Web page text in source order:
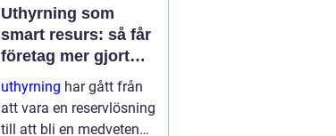
Uthyrning som
smart resurs: så får
företag mer gjort
med mindre
uthyrning har gått från
att vara en reservlösning
till att bli en medveten